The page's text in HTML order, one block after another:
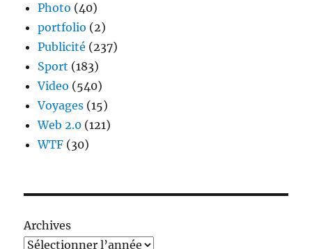
Photo (40)
portfolio (2)
Publicité (237)
Sport (183)
Video (540)
Voyages (15)
Web 2.0 (121)
WTF (30)
Archives